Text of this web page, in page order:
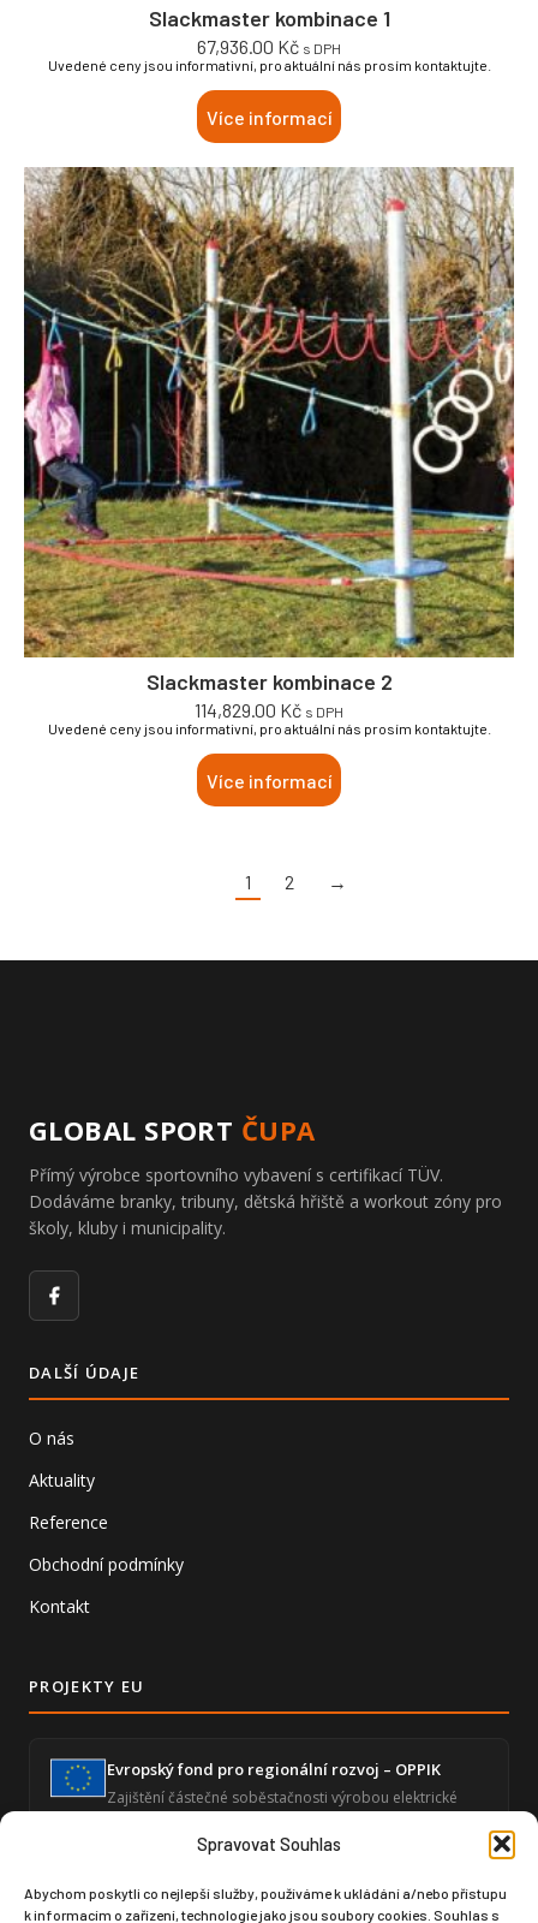
Spravovat Souhlas
Abychom poskytli co nejlepší služby, používáme k ukládání a/nebo přístupu
k informacím o zařízení, technologie jako jsou soubory cookies. Souhlas s
Slackmaster kombinace 1
67,936.00 Kč s DPH
Uvedené ceny jsou informativní, pro aktuální nás prosím kontaktujte.
Více informací
Slackmaster kombinace 2
114,829.00 Kč s DPH
Uvedené ceny jsou informativní, pro aktuální nás prosím kontaktujte.
Více informací
1 2 →
GLOBAL SPORT ČUPA
Přímý výrobce sportovního vybavení s certifikací TÜV.
Dodáváme branky, tribuny, dětská hřiště a workout zóny pro
školy, kluby i municipality.
Facebook
DALŠÍ ÚDAJE
O nás
Aktuality
Reference
Obchodní podmínky
Kontakt
PROJEKTY EU
Evropský fond pro regionální rozvoj – OPPIK
Zajištění částečné soběstačnosti výrobou elektrické